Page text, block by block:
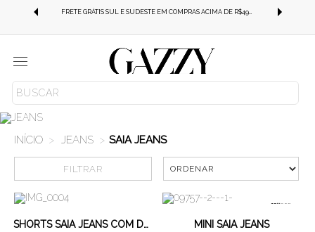
FRETE GRÁTIS SUL E SUDESTE EM COMPRAS ACIMA DE R$499,99!
Menu
JEANS SAIA JEANS
FILTRAR
Cor
Tamanho SHORTS SAIA JEANS COM DETALHE
23%OFF
MINI SAIA JEANS